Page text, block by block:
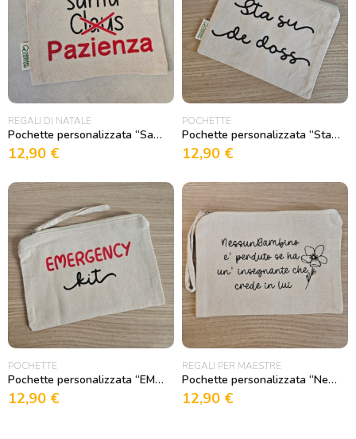
REGALI DI NATALE
Pochette personalizzata “Santa..PAZIENZA”
12,90 €
POCHETTE
Pochette personalizzata “Sta Su de Doss”
12,90 €
POCHETTE
Pochette personalizzata “EMERGENCY Kit”
12,90 €
REGALI PER MAESTRE
Pochette personalizzata “Nessun Bambino è perduto”
12,90 €